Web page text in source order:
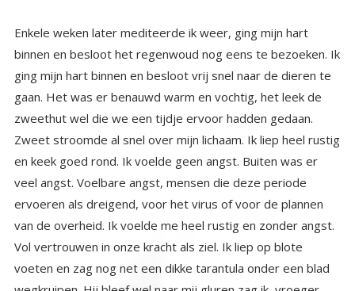
Enkele weken later mediteerde ik weer, ging mijn hart
binnen en besloot het regenwoud nog eens te bezoeken. Ik
ging mijn hart binnen en besloot vrij snel naar de dieren te
gaan. Het was er benauwd warm en vochtig, het leek de
zweethut wel die we een tijdje ervoor hadden gedaan.
Zweet stroomde al snel over mijn lichaam. Ik liep heel rustig
en keek goed rond. Ik voelde geen angst. Buiten was er
veel angst. Voelbare angst, mensen die deze periode
ervoeren als dreigend, voor het virus of voor de plannen
van de overheid. Ik voelde me heel rustig en zonder angst.
Vol vertrouwen in onze kracht als ziel. Ik liep op blote
voeten en zag nog net een dikke tarantula onder een blad
wegkruipen. Hij bleef wel naar mij gluren zag ik, vroeger
zou ik daar van zijn weggerend. Nu bleef ik ook kijken, en ik
sprak hem toe. Geen zorg ik doe je niets en ik ben ook niet
bang. Hij bleef zitten en zei niets. Dan zag ik de krokodillen
drijven vlak naast me in het groenige water. Hun ogen net
boven het wateroppervlak, eentje probeerde dicht bij me
te komen. He jongen, hoe is het met jou, vroeg ik hem, hij
tilde zijn kop uit het water en bromde: goed. Ik bekeek hem
eens wat nauwkeuriger, ik voelde weliswaar geen angst
maar het is ook niet direct een dier waar je meteen verliefd
op wordt zoals op een klein hondje. Echt knap is hij niet, dus
ik liep verder. Even later zag ik de boa constrictor weer
hangen aan de boomtak. Intussen zag ik ook een tijger
vlakbij lopen en wat grote roofvogels. Een andere giftige
slang kronkelde over het pad. Ik stopte bij de hangende